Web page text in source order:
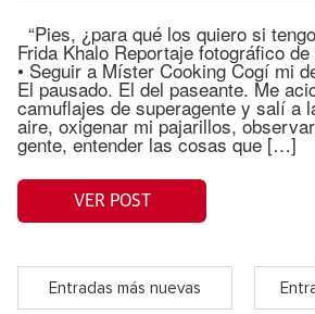
“Pies, ¿para qué los quiero si
Frida Khalo Reportaje fotográfico
• Seguir a Míster Cooking Cogí mi
El pausado. El del paseante. Me
camuflajes de superagente y salí a
aire, oxigenar mi pajarillos,
gente, entender las cosas que […]
VER POST
Entradas más nuevas